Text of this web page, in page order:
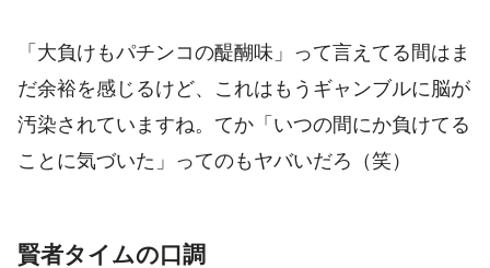
「大負けもパチンコの醍醐味」って言えてる間はま
だ余裕を感じるけど、これはもうギャンブルに脳が
汚染されていますね。てか「いつの間にか負けてる
ことに気づいた」ってのもヤバいだろ（笑）
賢者タイムの口調